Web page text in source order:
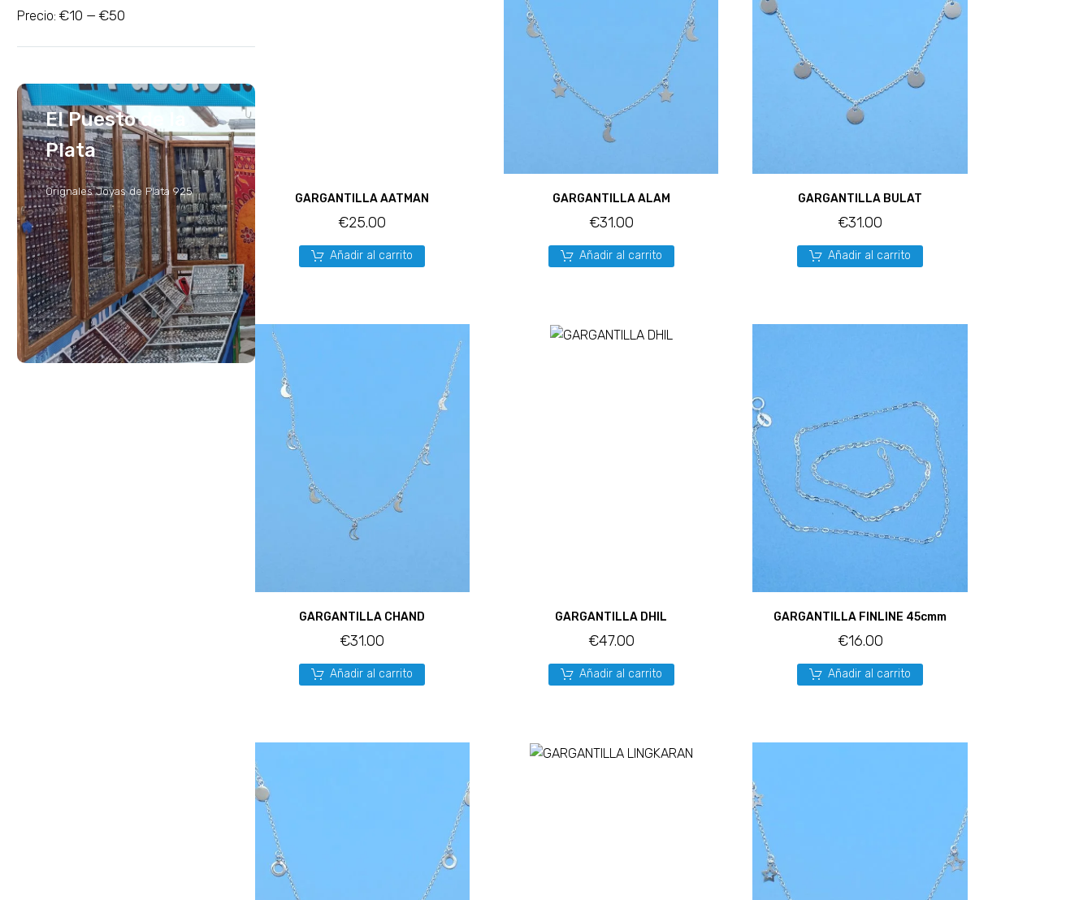
Precio:€10 —€50
El Puesto de la
Plata
Orignales Joyas de Plata 925
GARGANTILLA AATMAN
€25.00
Añadir al carrito
GARGANTILLA ALAM
€31.00
Añadir al carrito
GARGANTILLA BULAT
€31.00
Añadir al carrito
GARGANTILLA CHAND
€31.00
Añadir al carrito
GARGANTILLA DHIL
€47.00
Añadir al carrito
GARGANTILLA FINLINE 45cmm
€16.00
Añadir al carrito